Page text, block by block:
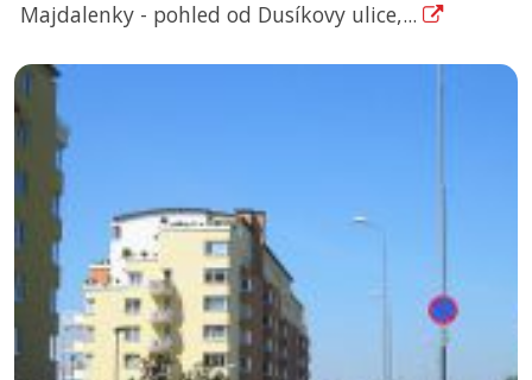
Majdalenky - pohled od Dusíkovy ulice,...